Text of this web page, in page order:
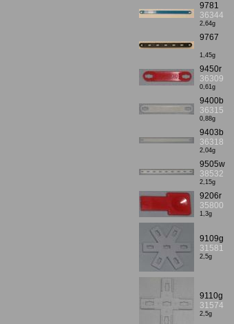
9781
36344
2,64g
9767
1,45g
9450r
36309
0,61g
9400b
36315
0,88g
9403b
36318
2,04g
9505w
38532
2,15g
9206r
35800
1,3g
9109g
31581
2,5g
9110g
31574
2,5g